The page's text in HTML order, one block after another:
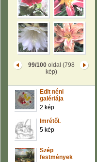
99/100 oldal (798
kép)
Edit néni
galériája
2 kép
Imrétől.
5 kép
Szép
festmények